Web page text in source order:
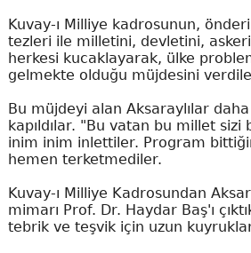
Kuvay-ı Milliye kadrosunun,
tezleri ile milletini, devletini,
herkesi kucaklayarak, ülke
gelmekte olduğu müjdesini
Bu müjdeyi alan Aksaraylılar
kapıldılar. "Bu vatan bu millet
inim inim inlettiler. Program
hemen terketmediler.
Kuvay-ı Milliye Kadrosundan
mimarı Prof. Dr. Haydar Baş'ı
tebrik ve teşvik için uzun